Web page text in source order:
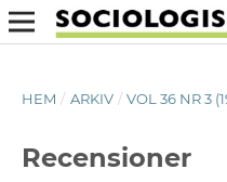
HEM / ARKIV / VOL 36 NR 3
Recensioner